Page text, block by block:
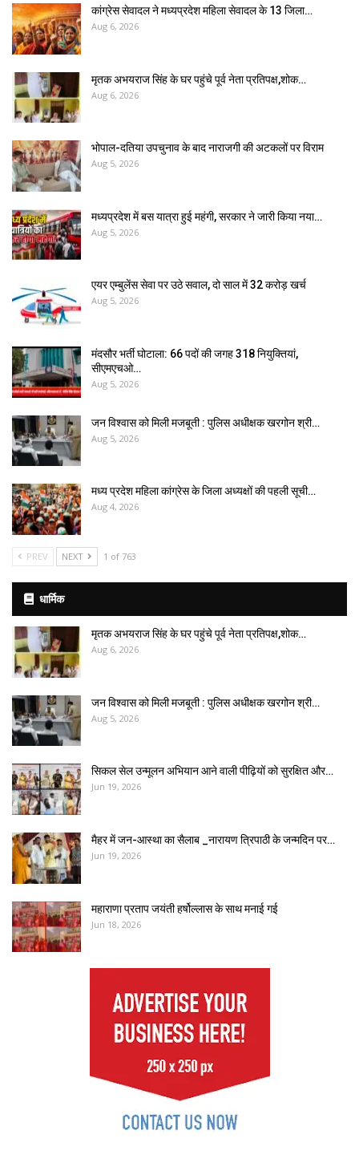
कांग्रेस सेवादल ने मध्यप्रदेश महिला सेवादल के 13 जिला…
Aug 6, 2026
मृतक अभयराज सिंह के घर पहुंचे पूर्व नेता प्रतिपक्ष,शोक…
Aug 6, 2026
भोपाल-दतिया उपचुनाव के बाद नाराजगी की अटकलों पर विराम
Aug 5, 2026
मध्यप्रदेश में बस यात्रा हुई महंगी, सरकार ने जारी किया नया…
Aug 5, 2026
एयर एम्बुलेंस सेवा पर उठे सवाल, दो साल में ₹32 करोड़ खर्च
Aug 5, 2026
मंदसौर भर्ती घोटाला: 66 पदों की जगह 318 नियुक्तियां,
सीएमएचओ…
Aug 5, 2026
जन विश्वास को मिली मजबूती : पुलिस अधीक्षक खरगोन श्री…
Aug 5, 2026
मध्य प्रदेश महिला कांग्रेस के जिला अध्यक्षों की पहली सूची…
Aug 4, 2026
PREV NEXT 1 of 763
धार्मिक
मृतक अभयराज सिंह के घर पहुंचे पूर्व नेता प्रतिपक्ष,शोक…
Aug 6, 2026
जन विश्वास को मिली मजबूती : पुलिस अधीक्षक खरगोन श्री…
Aug 5, 2026
सिकल सेल उन्मूलन अभियान आने वाली पीढ़ियों को सुरक्षित और…
Jun 19, 2026
मैहर में जन-आस्था का सैलाब _नारायण त्रिपाठी के जन्मदिन पर…
Jun 19, 2026
महाराणा प्रताप जयंती हर्षोल्लास के साथ मनाई गई
Jun 18, 2026